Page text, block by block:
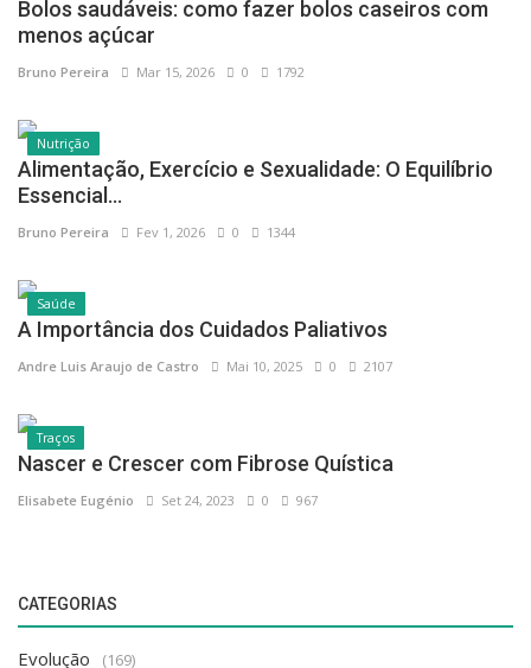
Bruno Pereira Mar 15, 2026 0 1792
Essencial...
Bruno Pereira Fev 1, 2026 1344
Saúde
A Importância dos Cuidados Paliativos
Traços
Nascer e Crescer com Fibrose Quística
Elisabete Eugénio Set 24, 2023 0 967
Desenvolvimento Pessoal (40)